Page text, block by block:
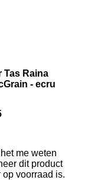
Tas Raina
- ecru
me weten
dit product
op voorraad is.